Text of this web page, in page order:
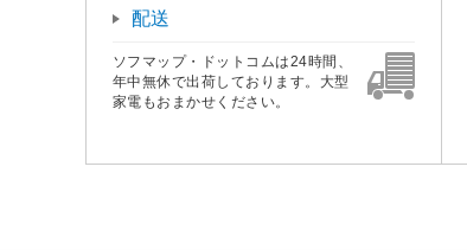
配送
ソフマップ・ドットコムは24時間、
年中無休で出荷しております。大型
家電もおまかせください。